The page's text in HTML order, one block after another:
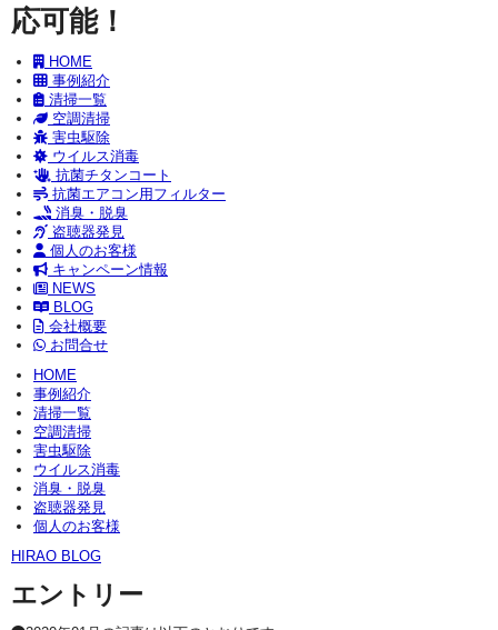
応可能！
HOME
事例紹介
清掃一覧
空調清掃
害虫駆除
ウイルス消毒
抗菌チタンコート
抗菌エアコン用フィルター
消臭・脱臭
盗聴器発見
個人のお客様
キャンペーン情報
NEWS
BLOG
会社概要
お問合せ
HOME
事例紹介
清掃一覧
空調清掃
害虫駆除
ウイルス消毒
消臭・脱臭
盗聴器発見
個人のお客様
HIRAO BLOG
エントリー